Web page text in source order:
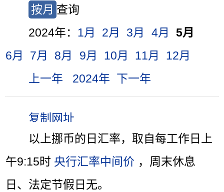
按月 查询
2024年： 1月 2月 3月 4月
5月
6月
7月 8月 9月 10月 11月
12月
上一年
2024年 下一年
以上挪币的日汇率，取自每工作日上
午9:15时 央行汇率中间价 ，周末休息
日、法定节假日无。